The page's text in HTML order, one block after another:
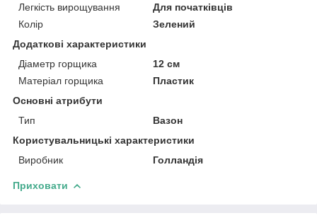
Легкість вирощування
Для початківців
Колір
Зелений
Додаткові характеристики
Діаметр горщика
12 см
Матеріал горщика
Пластик
Основні атрибути
Тип
Вазон
Користувальницькі характеристики
Виробник
Голландія
Приховати